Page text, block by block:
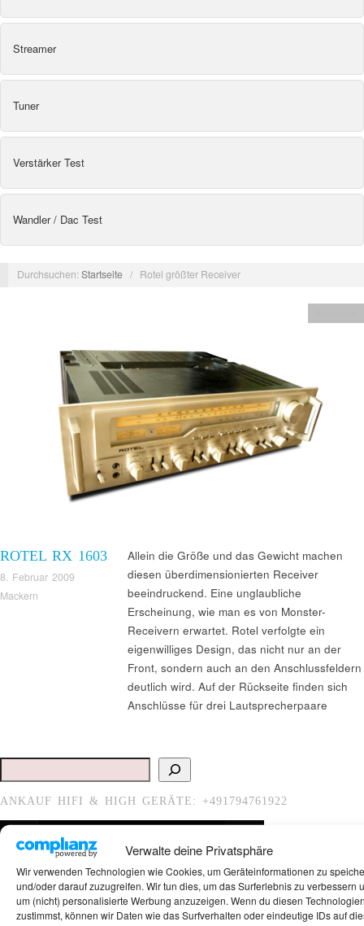
Verwalte deine Privatsphäre
Wir verwenden Technologien wie Cookies, um Geräteinformationen zu
und/oder darauf zuzugreifen. Wir tun dies, um das Surferlebnis zu verbessern
um (nicht) personalisierte Werbung anzuzeigen. Wenn du diesen
zustimmst, können wir Daten wie das Surfverhalten oder eindeutige IDs auf
Streamer
Tuner
Verstärker Test
Wandler / Dac Test
Durchsuchen:Startseite / Rotel größter Receiver
ROTEL RX 1603
8. Februar 2009
Mackern
Allein die Größe und das Gewicht machen
diesen überdimensionierten Receiver
beeindruckend. Eine unglaubliche
Erscheinung, wie man es von Monster-
Receivern erwartet. Rotel verfolgte ein
eigenwilliges Design, das nicht nur an der
Front, sondern auch an den Anschlussfeldern
deutlich wird. Auf der Rückseite finden sich
Anschlüsse für drei Lautsprecherpaare
ANKAUF HIFI & HIGH GERÄTE: +491794761922